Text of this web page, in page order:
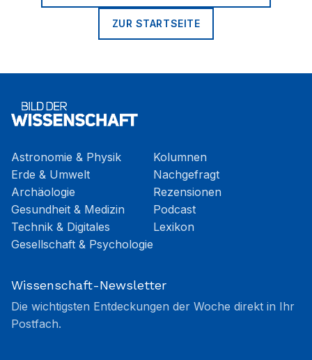
ZUR STARTSEITE
Astronomie & Physik
Erde & Umwelt
Archäologie
Gesundheit & Medizin
Technik & Digitales
Gesellschaft & Psychologie
Kolumnen
Nachgefragt
Rezensionen
Podcast
Lexikon
Wissenschaft-Newsletter
Die wichtigsten Entdeckungen der Woche direkt in Ihr
Postfach.